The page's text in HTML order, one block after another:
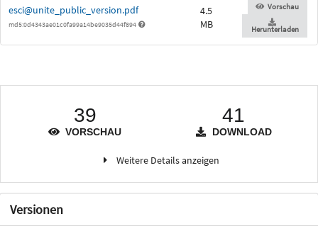
esci@unite_public_version.pdf
md5:0d4343ae01c0fa99a14be9035d44f894
4.5
MB
Vorschau
Herunterladen
39
VORSCHAU
41
DOWNLOAD
Weitere Details anzeigen
Versionen